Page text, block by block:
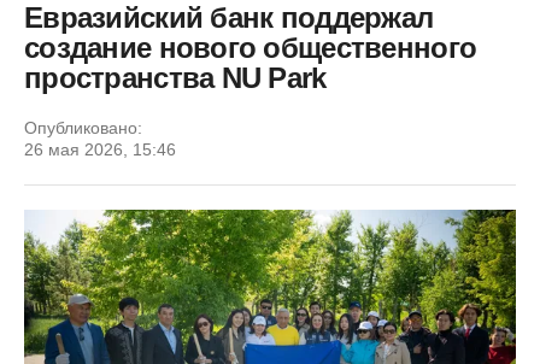
Евразийский банк поддержал
создание нового общественного
пространства NU Park
Опубликовано:
26 мая 2026, 15:46